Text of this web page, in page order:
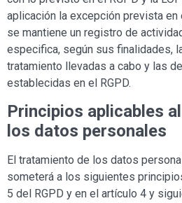
aplicación la excepción prevista en
se mantiene un registro de
especifica, según sus finalidades,
tratamiento llevadas a cabo y las
establecidas en el RGPD.
Principios aplicables
los datos personales
El tratamiento de los datos
someterá a los siguientes
5 del RGPD y en el artículo 4 y